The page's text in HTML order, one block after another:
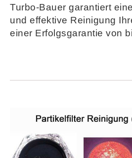
Turbo-Bauer garantiert
und effektive Reinigung
einer Erfolgsgarantie von